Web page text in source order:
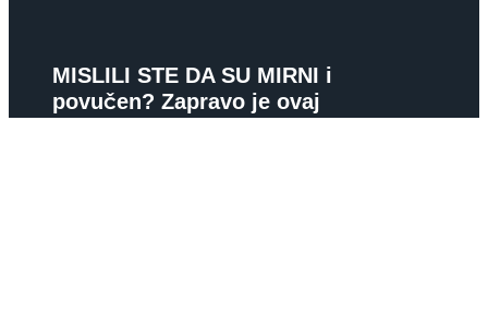
MISLILI STE DA SU MIRNI i
povučen? Zapravo je ovaj